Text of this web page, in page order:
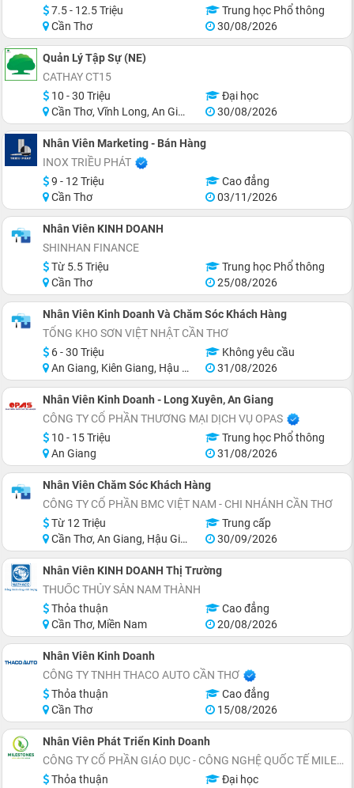
7.5 - 12.5 Triệu
Trung học Phổ thông
Cần Thơ
30/08/2026
Quản Lý Tập Sự (NE)
CATHAY CT15
10 - 30 Triệu
Đại học
Cần Thơ, Vĩnh Long, An Giang, Hậu Giang, Hồ Chí Minh
30/08/2026
Nhân Viên Marketing - Bán Hàng
INOX TRIỀU PHÁT
9 - 12 Triệu
Cao đẳng
Cần Thơ
03/11/2026
Nhân Viên KINH DOANH
SHINHAN FINANCE
Từ 5.5 Triệu
Trung học Phổ thông
Cần Thơ
25/08/2026
Nhân Viên Kinh Doanh Và Chăm Sóc Khách Hàng
TỔNG KHO SƠN VIỆT NHẬT CẦN THƠ
6 - 30 Triệu
Không yêu cầu
An Giang, Kiên Giang, Hậu Giang, Sóc Trăng, Bạc Liêu, Cà Mau
31/08/2026
Nhân Viên Kinh Doanh - Long Xuyên, An Giang
CÔNG TY CỔ PHẦN THƯƠNG MẠI DỊCH VỤ OPAS
10 - 15 Triệu
Trung học Phổ thông
An Giang
31/08/2026
Nhân Viên Chăm Sóc Khách Hàng
CÔNG TY CỔ PHẦN BMC VIỆT NAM - CHI NHÁNH CẦN THƠ
Từ 12 Triệu
Trung cấp
Cần Thơ, An Giang, Hậu Giang, Sóc Trăng
30/09/2026
Nhân Viên KINH DOANH Thị Trường
THUỐC THỦY SẢN NAM THÀNH
Thỏa thuận
Cao đẳng
Cần Thơ, Miền Nam
20/08/2026
Nhân Viên Kinh Doanh
CÔNG TY TNHH THACO AUTO CẦN THƠ
Thỏa thuận
Cao đẳng
Cần Thơ
15/08/2026
Nhân Viên Phát Triển Kinh Doanh
CÔNG TY CỔ PHẦN GIÁO DỤC - CÔNG NGHỆ QUỐC TẾ MILESTONES
Thỏa thuận
Đại học